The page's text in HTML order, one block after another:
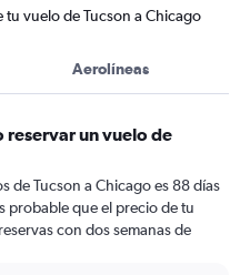
tu vuelo de Tucson a Chicago
Aerolíneas
reservar un vuelo de
de Tucson a Chicago es 88 días
probable que el precio de tu
con dos semanas de